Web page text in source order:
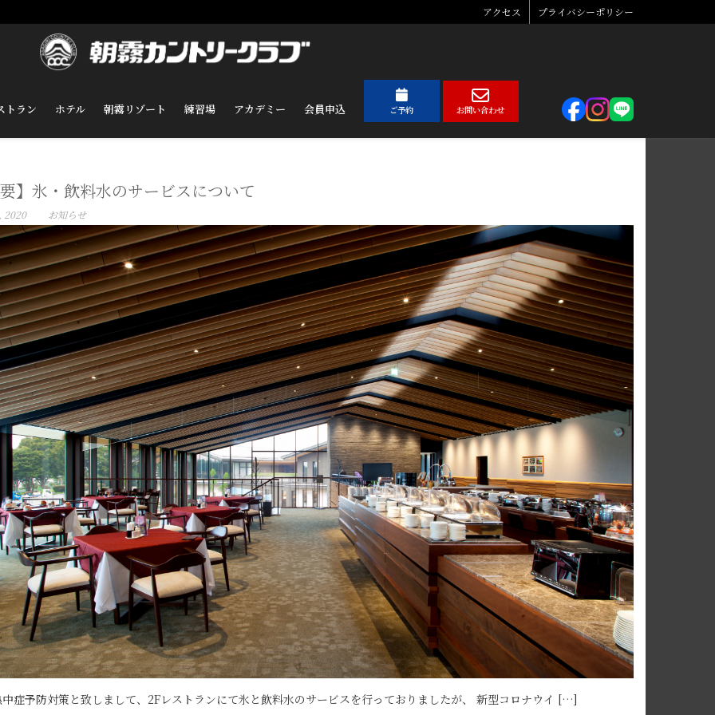
アクセス プライバシーポリシー
トラン ホテル 朝霧リゾート 練習場 アカデミー 会員申込 ご予約 お問い合わせ
】氷・飲料水のサービスについて
2020 お知らせ
症予防対策と致しまして、2Fレストランにて氷と飲料水のサービスを行っておりましたが、 新型コロナウイ […]